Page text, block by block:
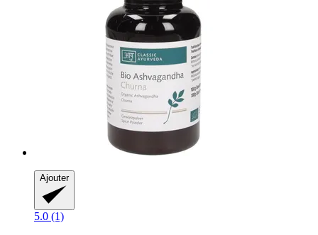
Ajouter
5.0 (1)